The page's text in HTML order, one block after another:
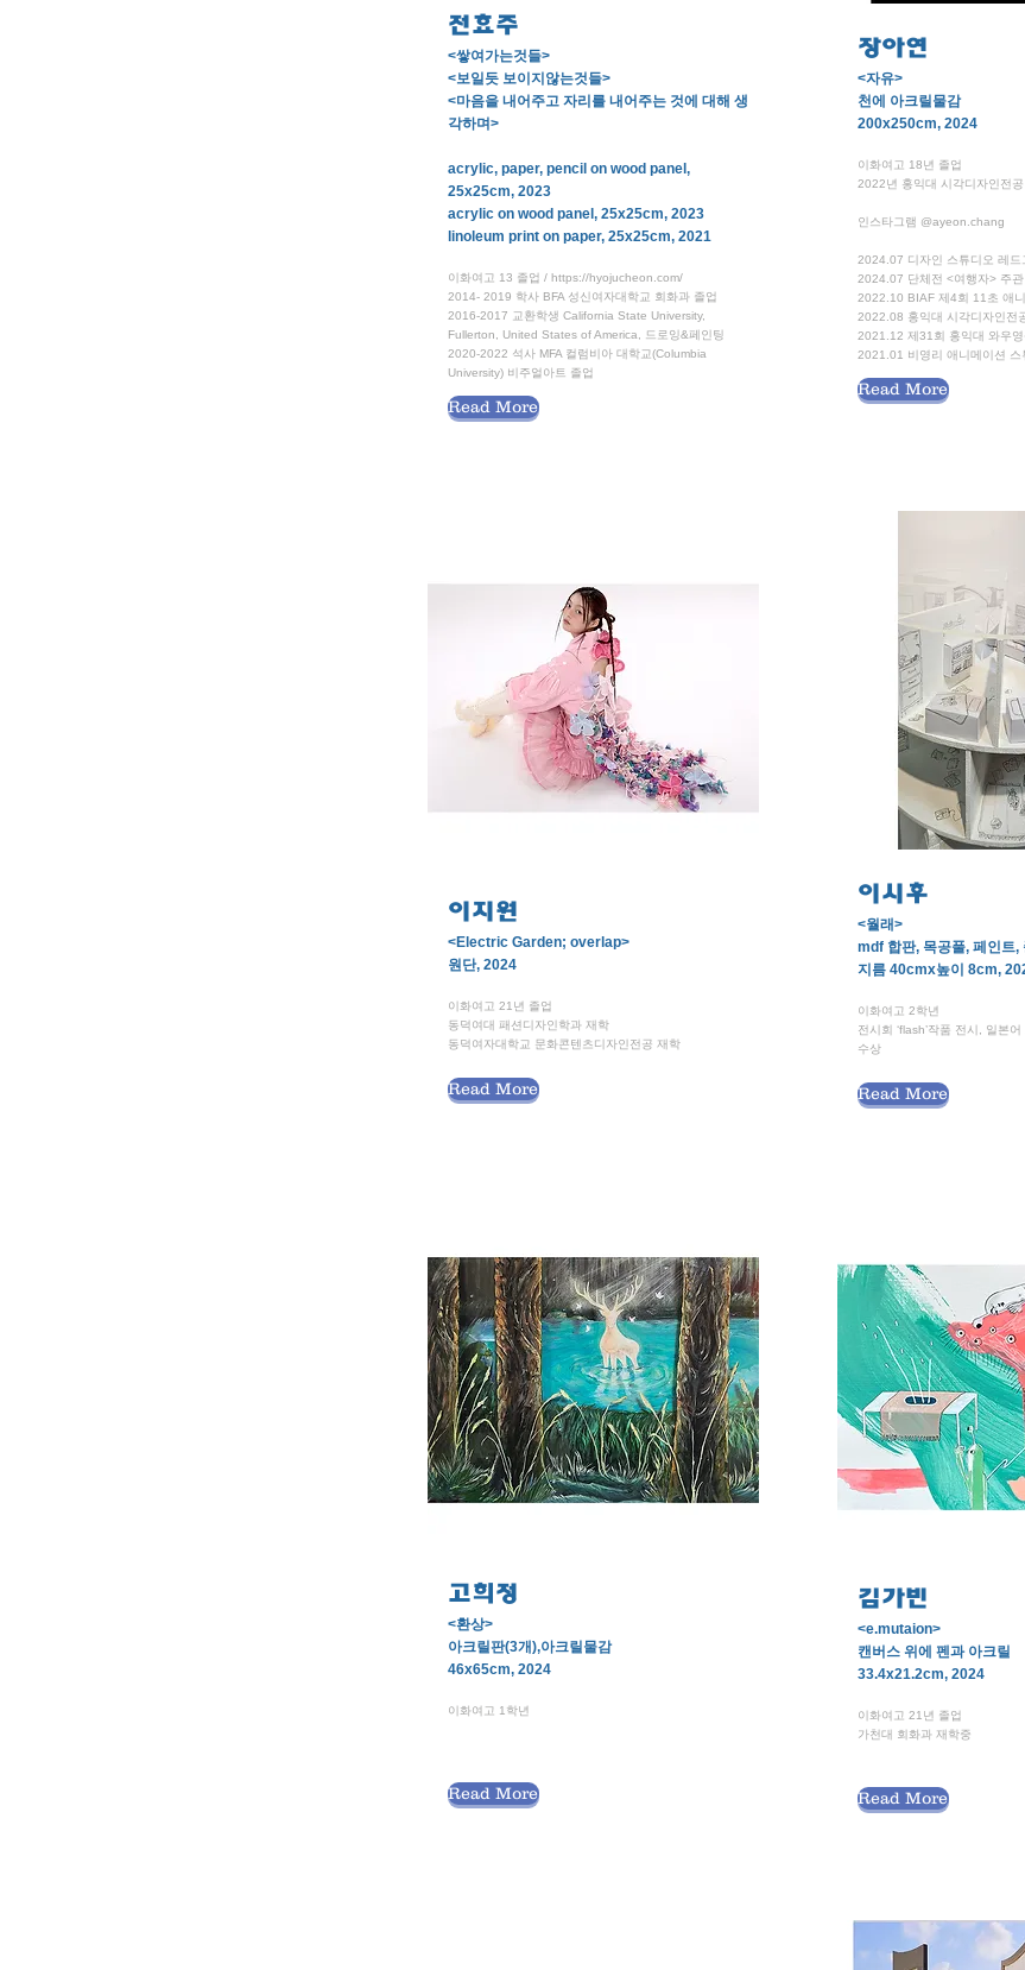
전효주
<쌓여가는것들>
<보일듯 보이지않는것들>
<마음을 내어주고 자리를 내어주는 것에 대해 생
각하며>
acrylic, paper, pencil on wood panel,
25x25cm, 2023
acrylic on wood panel, 25x25cm, 2023
linoleum print on paper, 25x25cm, 2021
이화여고 13 졸업 / https://hyojucheon.com/
2014- 2019 학사 BFA 성신여자대학교 회화과 졸업
2016-2017 교환학생 California State University,
Fullerton, United States of America, 드로잉&페인팅
2020-2022 석사 MFA 컬럼비아 대학교(Columbia
University) 비주얼아트 졸업
Read More
이지원
<Electric Garden; overlap>
원단, 2024
이화여고 21년 졸업
동덕여대 패션디자인학과 재학
동덕여자대학교 문화콘텐츠디자인전공 재학
Read More
고희정
<환상>
아크릴판(3개),아크릴물감
46x65cm, 2024
이화여고 1학년
Read More
장아연
<자유>
천에 아크릴물감
200x250cm, 2024
이화여고 18년 졸업
2022년 홍익대 시각디자인전공
인스타그램 @ayeon.chang
2024.07 디자인 스튜디오 레드
2024.07 단체전 <여행자> 주관
2022.10 BIAF 제4회 11초 애
2022.08 홍익대 시각디자인전
2021.12 제31회 홍익대 와우
2021.01 비영리 애니메이션 스
Read More
이시후
<월래>
mdf 합판, 목공풀, 페인트,
지름 40cmx높이 8cm,
이화여고 2학년
전시회 ‘flash’작품 전시, 일본
수상
Read More
김가빈
<e.mutaion>
캔버스 위에 펜과 아크릴
33.4x21.2cm, 2024
이화여고 21년 졸업
가천대 회화과 재학중
Read More